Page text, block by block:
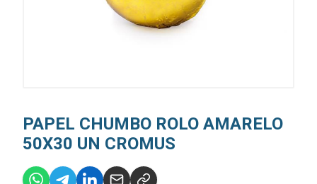
PAPEL CHUMBO ROLO AMARELO
50X30 UN CROMUS